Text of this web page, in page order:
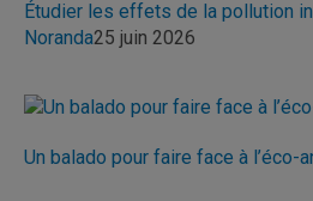
Étudier les effets de la pollution
Noranda25 juin 2026
Un balado pour faire face à l’éco-